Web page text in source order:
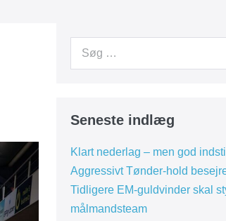
Search
Seneste indlæg
Klart nederlag – men god
Aggressivt Tønder-hold
Tidligere EM-guldvinder skal
målmandsteam